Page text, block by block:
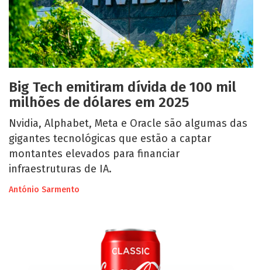
Big Tech emitiram dívida de 100 mil
milhões de dólares em 2025
Nvidia, Alphabet, Meta e Oracle são algumas das
gigantes tecnológicas que estão a captar
montantes elevados para financiar
infraestruturas de IA.
António Sarmento